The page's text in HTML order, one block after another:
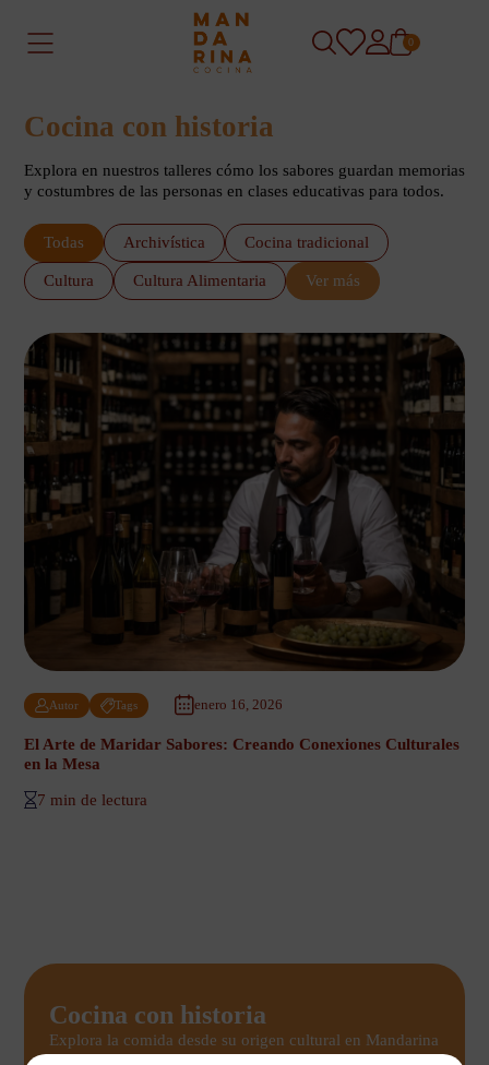
0
Cocina con historia
Explora en nuestros talleres cómo los sabores guardan memorias
y costumbres de las personas en clases educativas para todos.
Todas Archivística Cocina tradicional
Cultura Cultura Alimentaria Ver más
Autor Tags enero 16, 2026
El Arte de Maridar Sabores: Creando Conexiones Culturales
en la Mesa
7 min de lectura
Cocina con historia
Explora la comida desde su origen cultural en Mandarina